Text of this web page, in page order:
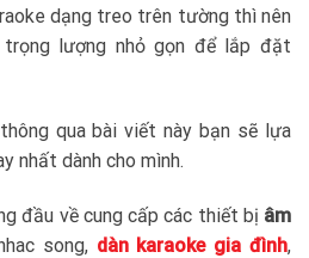
dạng treo trên tường thì nên
lượng nhỏ gọn để lắp đặt
qua bài viết này bạn sẽ lựa
nhất dành cho mình.
đầu về cung cấp các thiết bị âm
song, dàn karaoke gia đình,